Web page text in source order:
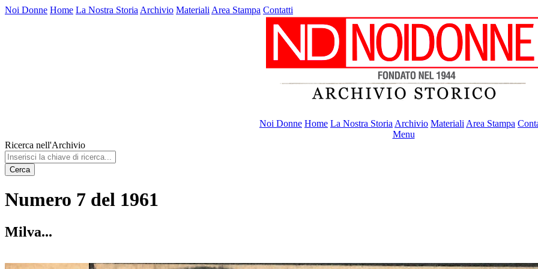
Noi Donne Home La Nostra Storia Archivio Materiali Area Stampa Contatti
Noi Donne Home La Nostra Storia Archivio Materiali Area Stampa
Menu
Ricerca nell'Archivio
Cerca
Numero 7 del 1961
Milva...